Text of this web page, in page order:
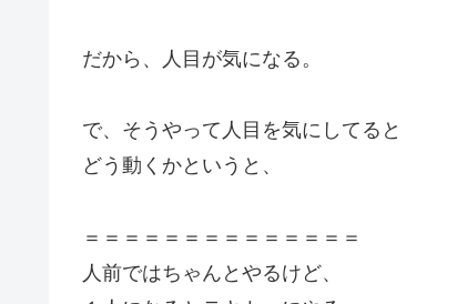
だから、人目が気になる。
で、そうやって人目を気にしてると
どう動くかというと、
＝＝＝＝＝＝＝＝＝＝＝＝＝＝
人前ではちゃんとやるけど、